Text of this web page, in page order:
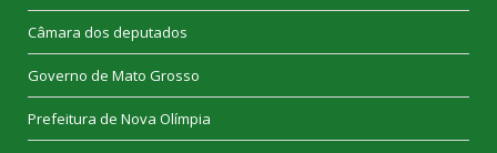
Câmara dos deputados
Governo de Mato Grosso
Prefeitura de Nova Olímpia